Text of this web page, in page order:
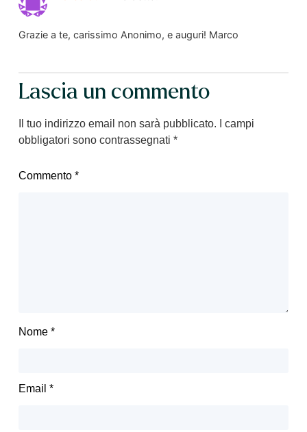
Grazie a te, carissimo Anonimo, e auguri! Marco
Lascia un commento
Il tuo indirizzo email non sarà pubblicato.
I campi
obbligatori sono contrassegnati *
Commento *
Nome *
Email *